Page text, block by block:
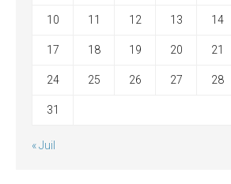
10 11 12 13 14
17 18 19 20 21
24 25 26 27 28
31
« Juil